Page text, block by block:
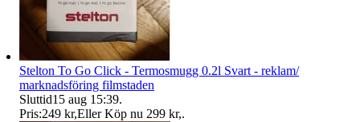
Stelton To Go Click - Termosmugg 0.2l Svart - reklam/
marknadsföring filmstaden
Sluttid15 aug 15:39.
Pris:249 kr,Eller Köp nu 299 kr,.